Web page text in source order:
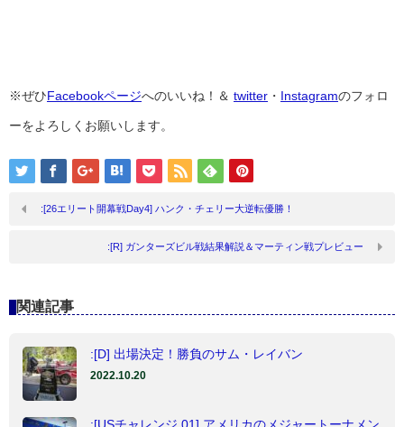
※ぜひFacebookページへのいいね！＆ twitter ・ Instagramのフォロ
ーをよろしくお願いします。
:[26エリート開幕戦Day4] ハンク・チェリー大逆転優勝！
:[R] ガンターズビル戦結果解説＆マーティン戦プレビュー
関連記事
:[D] 出場決定！勝負のサム・レイバン
2022.10.20
:[USチャレンジ.01] アメリカのメジャートーナメン